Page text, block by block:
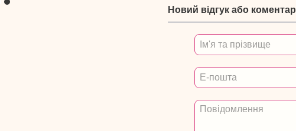
Новий відгук або коментар